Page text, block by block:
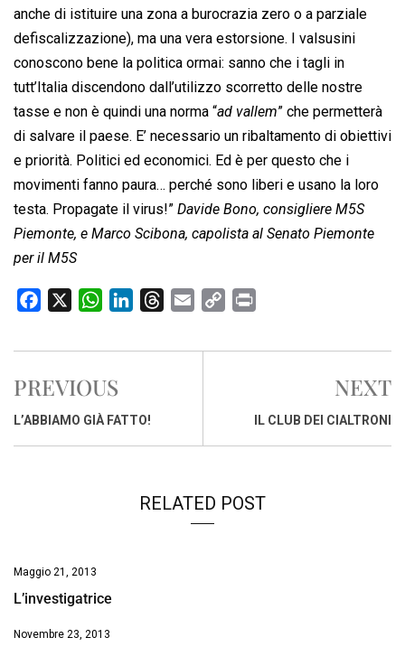
anche di istituire una zona a burocrazia zero o a parziale
defiscalizzazione), ma una vera estorsione. I valsusini
conoscono bene la politica ormai: sanno che i tagli in
tutt’Italia discendono dall’utilizzo scorretto delle nostre
tasse e non è quindi una norma “ad vallem” che permetterà
di salvare il paese. E’ necessario un ribaltamento di obiettivi
e priorità. Politici ed economici. Ed è per questo che i
movimenti fanno paura… perché sono liberi e usano la loro
testa. Propagate il virus!” Davide Bono, consigliere M5S
Piemonte, e Marco Scibona, capolista al Senato Piemonte
per il M5S
c
b
o
W
a
s
A
n
d
r
a
p
i
PREVIOUS
L’ABBIAMO GIÀ FATTO!
NEXT
IL CLUB DEI CIALTRONI
RELATED POST
Maggio 21, 2013
L’investigatrice
Novembre 23, 2013